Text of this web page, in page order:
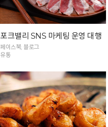
포크밸리 SNS 마케팅 운영 대행
페이스북, 블로그
유통